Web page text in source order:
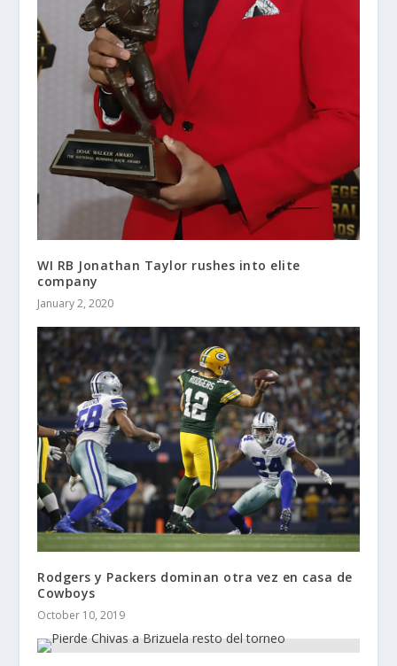
WI RB Jonathan Taylor rushes into elite
company
January 2, 2020
Rodgers y Packers dominan otra vez en casa de
Cowboys
October 10, 2019